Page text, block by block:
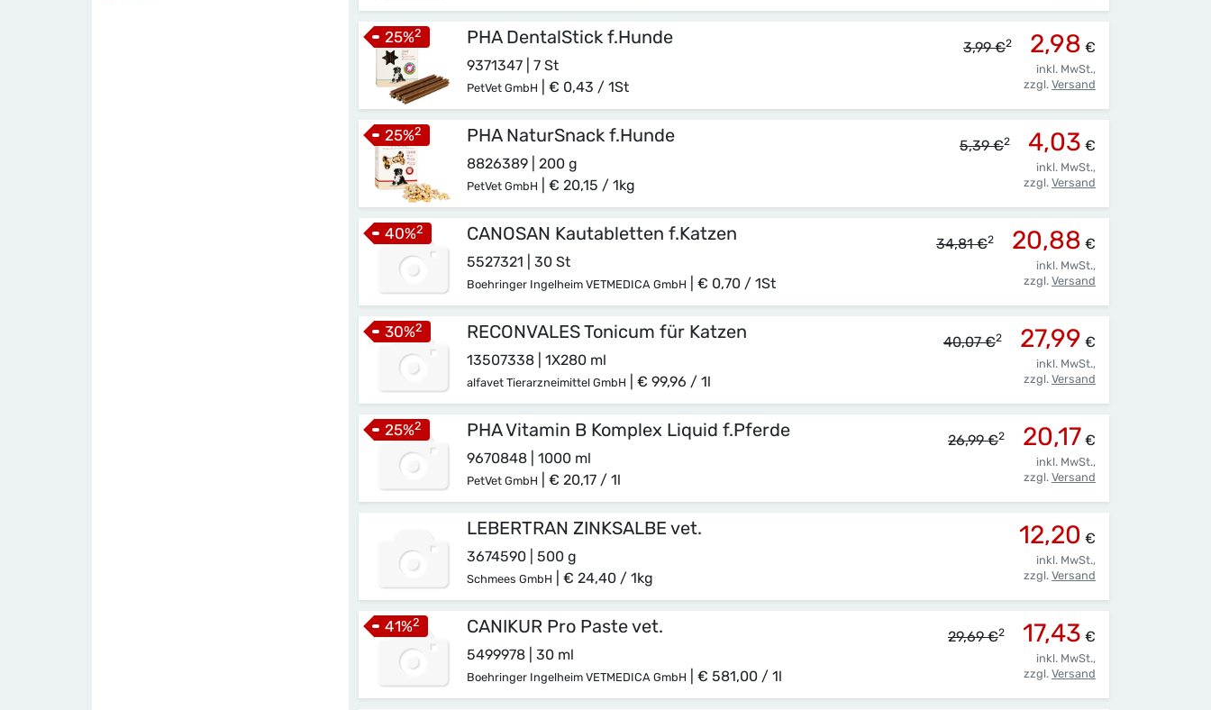
PHA DentalStick f.Hunde
9371347 | 7 St
PetVet GmbH € 0,43 / 1St
3,99 €2 2,98 €
inkl. MwSt.,
zzgl. Versand
25%2
PHA NaturSnack f.Hunde
8826389 | 200 g
PetVet GmbH € 20,15 / 1kg
5,39 €2 4,03 €
inkl. MwSt.,
zzgl. Versand
25%2
CANOSAN Kautabletten f.Katzen
5527321 | 30 St
Boehringer Ingelheim VETMEDICA GmbH € 0,70 / 1St
34,81 €2 20,88 €
inkl. MwSt.,
zzgl. Versand
40%2
RECONVALES Tonicum für Katzen
13507338 | 1X280 ml
alfavet Tierarzneimittel GmbH € 99,96 / 1l
40,07 €2 27,99 €
inkl. MwSt.,
zzgl. Versand
30%2
PHA Vitamin B Komplex Liquid f.Pferde
9670848 | 1000 ml
PetVet GmbH € 20,17 / 1l
26,99 €2 20,17 €
inkl. MwSt.,
zzgl. Versand
25%2
LEBERTRAN ZINKSALBE vet.
3674590 | 500 g
Schmees GmbH € 24,40 / 1kg
12,20 €
inkl. MwSt.,
zzgl. Versand
CANIKUR Pro Paste vet.
5499978 | 30 ml
Boehringer Ingelheim VETMEDICA GmbH € 581,00 / 1l
29,69 €2 17,43 €
inkl. MwSt.,
zzgl. Versand
41%2